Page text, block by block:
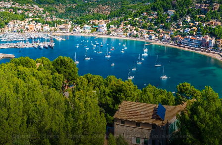
Destinos Europa España Qué ver en Ciudades de las Islas Baleares